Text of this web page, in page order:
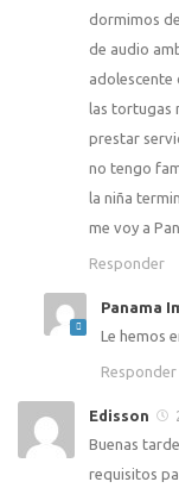
dormimos
de audio
adolescente
las tortugas
prestar
no tengo
la niña
me voy a
Responder
Panama
Le hemos
Responder
Edisson
Buenas
requisitos